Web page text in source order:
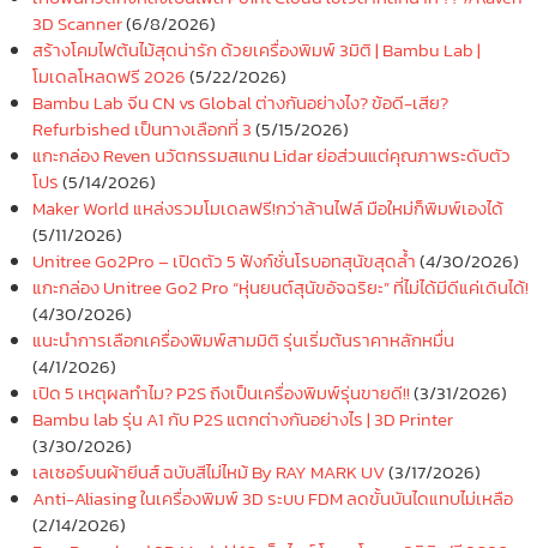
3D Scanner(6/8/2026)
สร้างโคมไฟต้นไม้สุดน่ารัก ด้วยเครื่องพิมพ์ 3มิติ | Bambu Lab |
โมเดลโหลดฟรี 2026(5/22/2026)
Bambu Lab จีน CN vs Global ต่างกันอย่างไง? ข้อดี-เสีย?
Refurbished เป็นทางเลือกที่ 3(5/15/2026)
แกะกล่อง Reven นวัตกรรมสแกน Lidar ย่อส่วนแต่คุณภาพระดับตัว
โปร(5/14/2026)
Maker World แหล่งรวมโมเดลฟรี!กว่าล้านไฟล์ มือใหม่ก็พิมพ์เองได้
(5/11/2026)
Unitree Go2Pro – เปิดตัว 5 ฟังก์ชั่นโรบอทสุนัขสุดล้ำ(4/30/2026)
แกะกล่อง Unitree Go2 Pro “หุ่นยนต์สุนัขอัจฉริยะ” ที่ไม่ได้มีดีแค่เดินได้!
(4/30/2026)
แนะนำการเลือกเครื่องพิมพ์สามมิติ รุ่นเริ่มต้นราคาหลักหมื่น
(4/1/2026)
เปิด 5 เหตุผลทำไม? P2S ถึงเป็นเครื่องพิมพ์รุ่นขายดี!!(3/31/2026)
Bambu lab รุ่น A1 กับ P2S แตกต่างกันอย่างไร | 3D Printer
(3/30/2026)
เลเซอร์บนผ้ายีนส์ ฉบับสีไม่ไหม้ By RAY MARK UV(3/17/2026)
Anti-Aliasing ในเครื่องพิมพ์ 3D ระบบ FDM ลดขั้นบันไดแทบไม่เหลือ
(2/14/2026)